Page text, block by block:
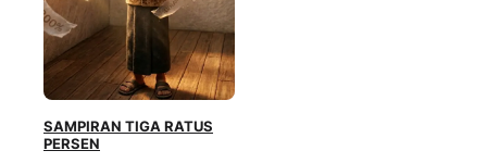
SAMPIRAN TIGA RATUS
PERSEN